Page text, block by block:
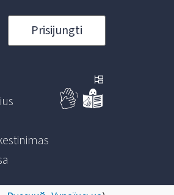
Prisijungti